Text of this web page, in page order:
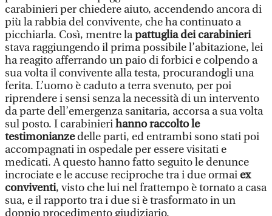
carabinieri per chiedere aiuto, accendendo ancora di
più la rabbia del convivente, che ha continuato a
picchiarla. Così, mentre lapattuglia dei carabinieri
stava raggiungendo il prima possibile l’abitazione, lei
ha reagito afferrando un paio di forbici e colpendo a
sua volta il convivente alla testa, procurandogli una
ferita. L’uomo è caduto a terra svenuto, per poi
riprendere i sensi senza la necessità di un intervento
da parte dell’emergenza sanitaria, accorsa a sua volta
sul posto. I carabinierihanno raccolto le
testimonianzedelle parti, ed entrambi sono stati poi
accompagnati in ospedale per essere visitati e
medicati. A questo hanno fatto seguito le denunce
incrociate e le accuse reciproche tra i due ormai ex
conviventi, visto che lui nel frattempo è tornato a casa
sua, e il rapporto tra i due si è trasformato in un
doppio procedimento giudiziario.